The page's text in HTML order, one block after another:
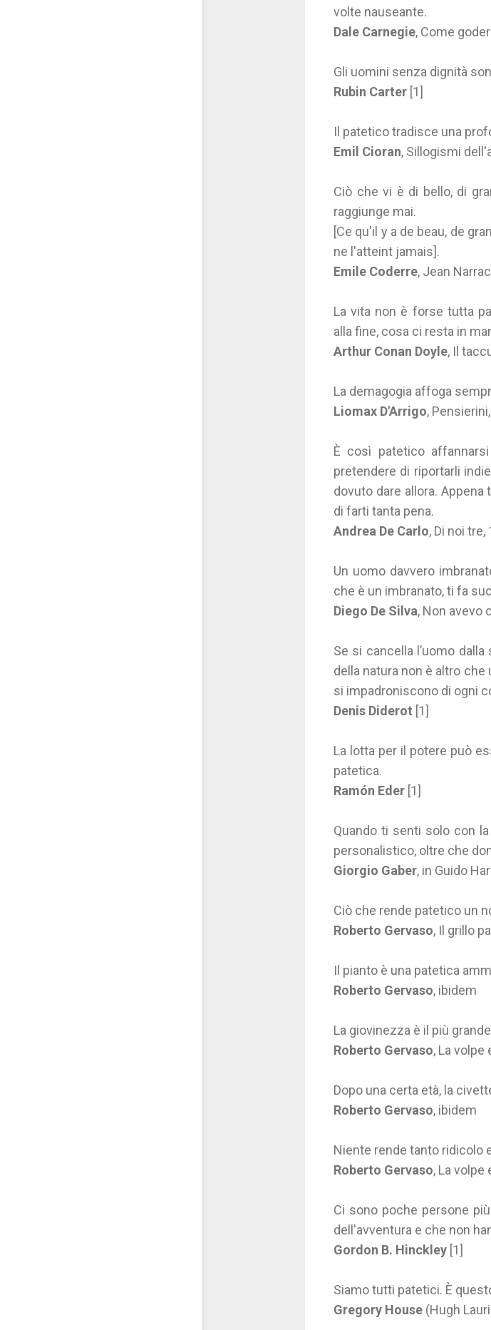
volte nauseante.
Dale Carnegie, Come
Gli uomini senza dignità
Rubin Carter [1]
Il patetico tradisce una
Emil Cioran, Sillogismi
Ciò che vi è di bello, di
raggiunge mai.
[Ce qu'il y a de beau, de
ne l'atteint jamais].
Emile Coderre, Jean
La vita non è forse tutta
alla fine, cosa ci resta in
Arthur Conan Doyle, Il
La demagogia affoga
Liomax D'Arrigo,
È così patetico
pretendere di riportarli
dovuto dare allora.
di farti tanta pena.
Andrea De Carlo, Di noi tre,
Un uomo davvero
che è un imbranato, ti fa
Diego De Silva, Non avevo
Se si cancella l’uomo
della natura non è altro
si impadroniscono di ogni
Denis Diderot [1]
La lotta per il potere può
patetica.
Ramón Eder [1]
Quando ti senti solo con
personalistico, oltre che
Giorgio Gaber, in Guido
Ciò che rende patetico un
Roberto Gervaso, Il grillo
Il pianto è una patetica
Roberto Gervaso, ibidem
La giovinezza è il più
Roberto Gervaso, La volpe
Dopo una certa età, la
Roberto Gervaso, ibidem
Niente rende tanto ridicolo
Roberto Gervaso, La volpe
Ci sono poche persone
dell'avventura e che non
Gordon B. Hinckley [1]
Siamo tutti patetici. È
Gregory House (Hugh